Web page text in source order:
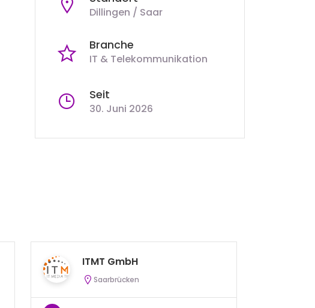
Dillingen / Saar
Branche
IT & Telekommunikation
Seit
30. Juni 2026
ITMT GmbH
Saarbrücken